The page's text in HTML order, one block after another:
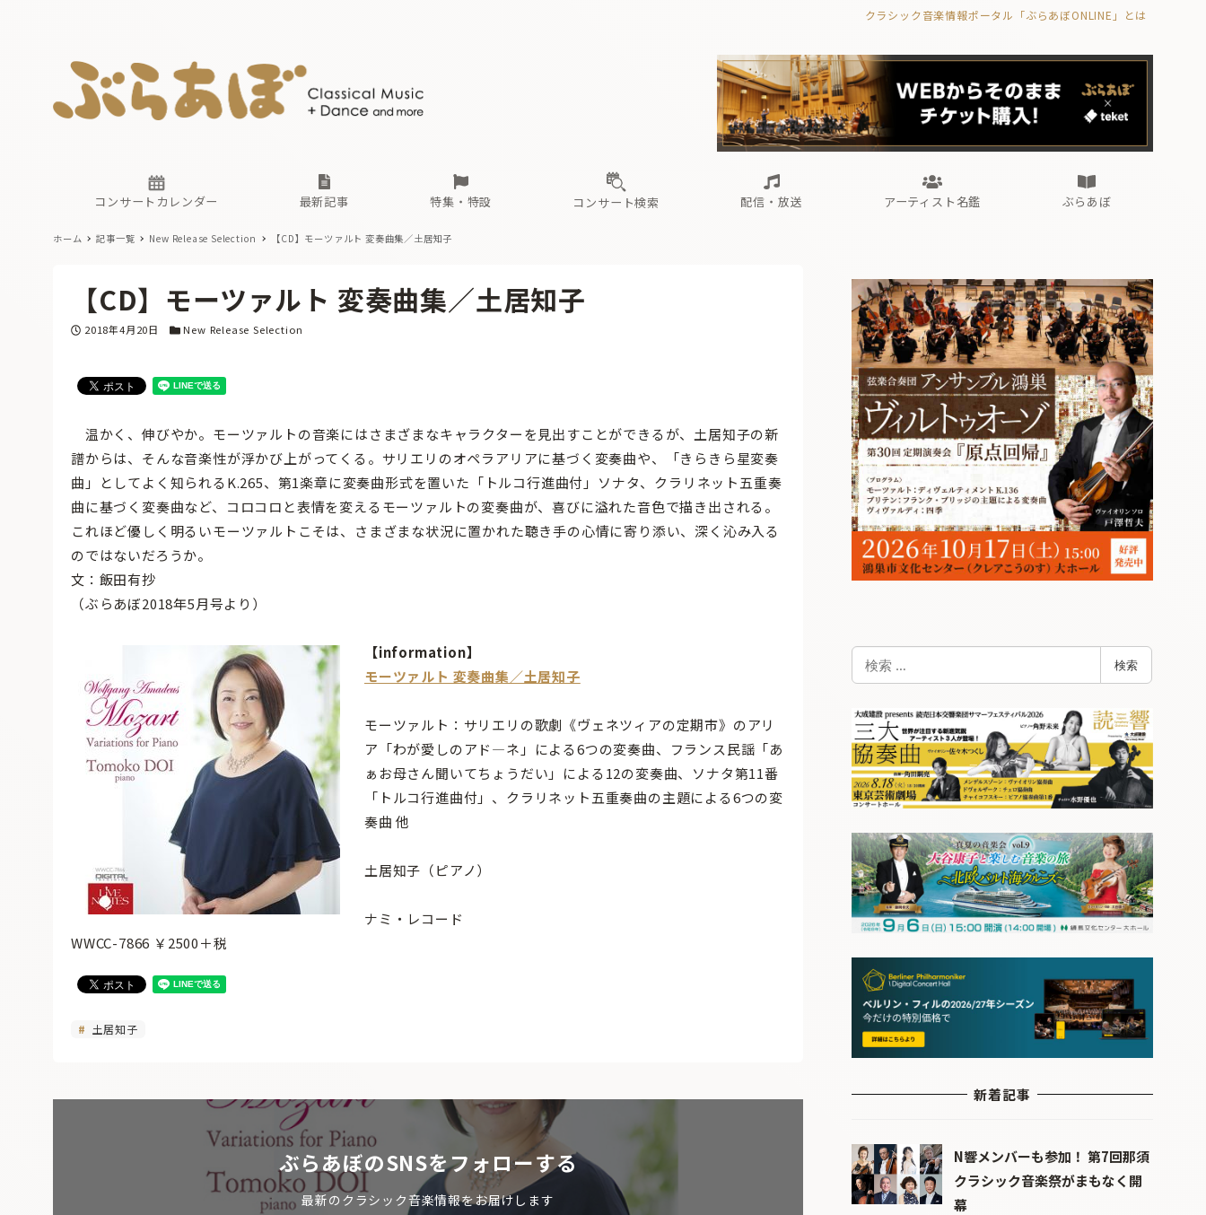
クラシック音楽情報ポータル「ぶらあぼONLINE」とは
コンサートカレンダー 最新記事
古楽とその先と オーケストラの楽屋から ぶらあぼブラス！
フォルテピアノ・オデッセイ
特集・特設
現場のプロが推す！間違いないオーケストラコンサート
コンサート検索 配信・放送
無料ライブ配信スケジュール 有料ライブ配信スケジュール
アーティスト名鑑
あ か さ な は
ぶらあぼ
古楽とその先と 海の向こうの音楽家 Aからの眺望 ぶらあぼブラス！
フォルテピアノ・オデッセイ
過去の特集
無料ライブ配信スケジュール
あ か さ
ホーム 記事一覧 New Release Selection 【CD】モーツァルト 変奏曲集／土居知子
【CD】モーツァルト 変奏曲集／土居知子
投稿日
2018年4月20日 カテゴリー
New Release Selection
温かく、伸びやか。モーツァルトの音楽にはさまざまなキャラクターを見出すことができるが、土居知子の新
譜からは、そんな音楽性が浮かび上がってくる。サリエリのオペラアリアに基づく変奏曲や、「きらきら星変奏
曲」としてよく知られるK.265、第1楽章に変奏曲形式を置いた「トルコ行進曲付」ソナタ、クラリネット五重奏
曲に基づく変奏曲など、コロコロと表情を変えるモーツァルトの変奏曲が、喜びに溢れた音色で描き出される。
これほど優しく明るいモーツァルトこそは、さまざまな状況に置かれた聴き手の心情に寄り添い、深く沁み入る
のではないだろうか。
文：飯田有抄
（ぶらあぼ2018年5月号より）
【information】
モーツァルト 変奏曲集／土居知子
モーツァルト：サリエリの歌劇《ヴェネツィアの定期市》のアリ
ア「わが愛しのアド―ネ」による6つの変奏曲、フランス民謡「あ
ぁお母さん聞いてちょうだい」による12の変奏曲、ソナタ第11番
「トルコ行進曲付」、クラリネット五重奏曲の主題による6つの変
奏曲 他
土居知子（ピアノ）
ナミ・レコード
WWCC-7866 ￥2500＋税
土居知子
ぶらあぼのSNSをフォローする
最新のクラシック音楽情報をお届けします
検
索
検索
新着記事
N響メンバーも参加！ 第7回那須
クラシック音楽祭がまもなく開
幕